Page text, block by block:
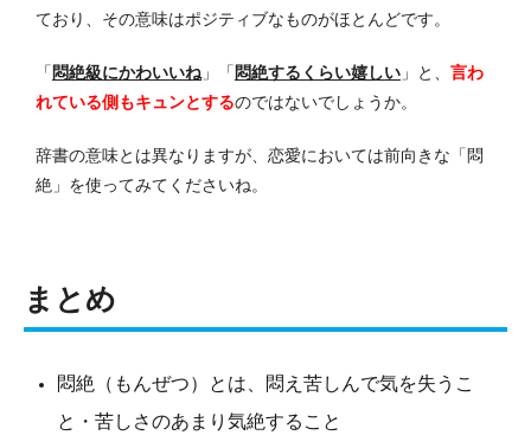
ており、その意味はポジティブなものがほとんどです。
「 悶絶級にかわいいね 」「 悶絶するくらい嬉しい 」と、 言わ
れている側もキュンとするのではないでしょうか。
辞書の意味とは異なりますが、恋愛においては前向きな「悶
絶」を使ってみてくださいね。
まとめ
悶絶（もんぜつ）とは、悶え苦しんで気を失うこ
と・苦しさのあまり気絶すること